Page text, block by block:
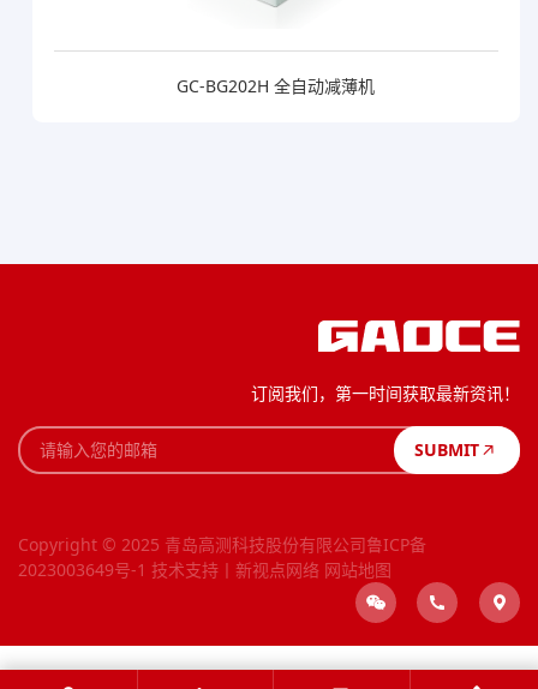
GC-BG202H 全自动减薄机
订阅我们，第一时间获取最新资讯！
SUBMIT
Copyright © 2025 青岛高测科技股份有限公司鲁ICP备
2023003649号-1 技术支持丨新视点网络 网站地图